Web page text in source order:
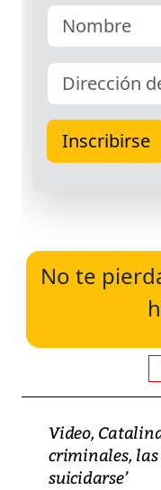
No te
Video,
criminales, las
suicidarse’